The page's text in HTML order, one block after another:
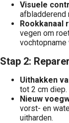
Visuele
afbladderend
Rookkanaal
vegen om
vochtopname
Stap 2:
Uithakken
tot 2 cm diep.
Nieuw
vorst- en
uitharden.